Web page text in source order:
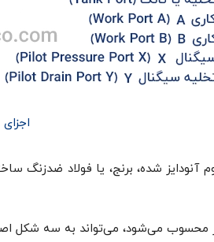
آنودایز شده، برنج، یا فولاد
محسوب می‌شود، می‌تواند به سه شکل